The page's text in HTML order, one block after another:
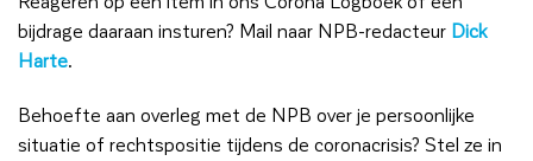
bijdrage daaraan insturen? Mail naar NPB-redacteur Dick
Harte.
Behoefte aan overleg met de NPB over je persoonlijke
situatie of rechtspositie tijdens de coronacrisis? Stel ze in